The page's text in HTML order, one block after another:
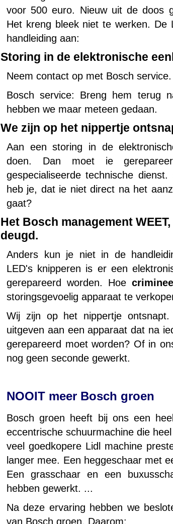
voor 500 euro. Nieuw uit de doos
Het kreng bleek niet te werken. De
handleiding aan:
Storing in de elektronische
Neem contact op met Bosch service.
Bosch service: Breng hem terug
hebben we maar meteen gedaan.
We zijn op het nippertje
Aan een storing in de
doen. Dan moet ie
gespecialiseerde technische
heb je, dat ie niet direct na het
gaat?
Het Bosch management
deugd.
Anders kun je niet in de
LED's knipperen is er een
gerepareerd worden. Hoe crimineel
storingsgevoelig apparaat te
Wij zijn op het nippertje
uitgeven aan een apparaat dat na
gerepareerd moet worden? Of in
nog geen seconde gewerkt.
NOOIT meer Bosch groen
Bosch groen heeft bij ons een
eccentrische schuurmachine die
veel goedkopere Lidl machine
langer mee. Een heggeschaar met
Een grasschaar en een
hebben gewerkt. ...
Na deze ervaring hebben we
van Bosch groen. Daarom: